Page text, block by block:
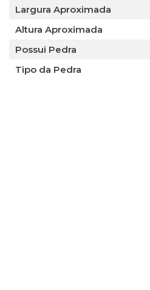
Largura Aproximada
Altura Aproximada
Possui Pedra
Tipo da Pedra